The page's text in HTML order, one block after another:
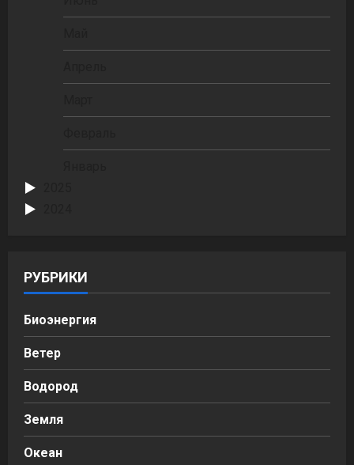
РУБРИКИ
Биоэнергия
Ветер
Водород
Земля
Океан